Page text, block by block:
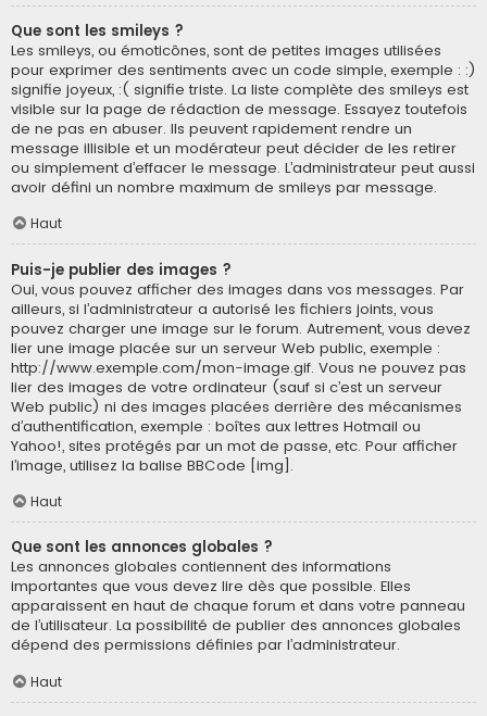
Que sont les smileys ?
Les smileys, ou émoticônes, sont de petites images utilisées
pour exprimer des sentiments avec un code simple, exemple : :)
signifie joyeux, :( signifie triste. La liste complète des smileys est
visible sur la page de rédaction de message. Essayez toutefois
de ne pas en abuser. Ils peuvent rapidement rendre un
message illisible et un modérateur peut décider de les retirer
ou simplement d’effacer le message. L’administrateur peut aussi
avoir défini un nombre maximum de smileys par message.
Haut
Puis-je publier des images ?
Oui, vous pouvez afficher des images dans vos messages. Par
ailleurs, si l’administrateur a autorisé les fichiers joints, vous
pouvez charger une image sur le forum. Autrement, vous devez
lier une image placée sur un serveur Web public, exemple :
http://www.exemple.com/mon-image.gif. Vous ne pouvez pas
lier des images de votre ordinateur (sauf si c’est un serveur
Web public) ni des images placées derrière des mécanismes
d’authentification, exemple : boîtes aux lettres Hotmail ou
Yahoo!, sites protégés par un mot de passe, etc. Pour afficher
l’image, utilisez la balise BBCode [img].
Haut
Que sont les annonces globales ?
Les annonces globales contiennent des informations
importantes que vous devez lire dès que possible. Elles
apparaissent en haut de chaque forum et dans votre panneau
de l’utilisateur. La possibilité de publier des annonces globales
dépend des permissions définies par l’administrateur.
Haut